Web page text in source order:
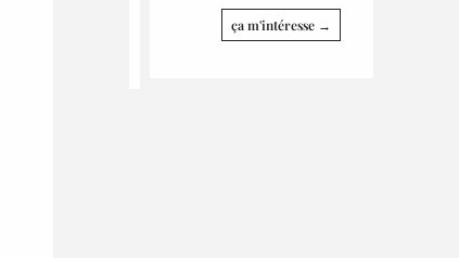
ça m'intéresse →